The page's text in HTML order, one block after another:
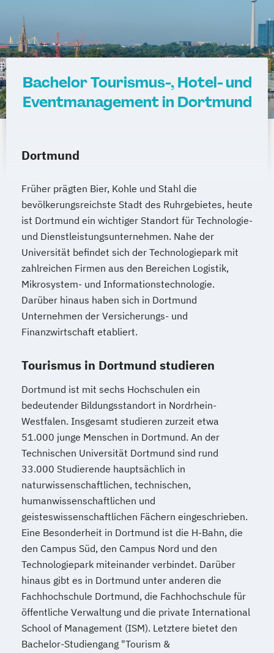
Bachelor Tourismus-, Hotel- und
Eventmanagement in Dortmund
Dortmund
Früher prägten Bier, Kohle und Stahl die
bevölkerungsreichste Stadt des Ruhrgebietes, heute
ist Dortmund ein wichtiger Standort für Technologie-
und Dienstleistungsunternehmen. Nahe der
Universität befindet sich der Technologiepark mit
zahlreichen Firmen aus den Bereichen Logistik,
Mikrosystem- und Informationstechnologie.
Darüber hinaus haben sich in Dortmund
Unternehmen der Versicherungs- und
Finanzwirtschaft etabliert.
Tourismus in Dortmund studieren
Dortmund ist mit sechs Hochschulen ein
bedeutender Bildungsstandort in Nordrhein-
Westfalen. Insgesamt studieren zurzeit etwa
51.000 junge Menschen in Dortmund. An der
Technischen Universität Dortmund sind rund
33.000 Studierende hauptsächlich in
naturwissenschaftlichen, technischen,
humanwissenschaftlichen und
geisteswissenschaftlichen Fächern eingeschrieben.
Eine Besonderheit in Dortmund ist die H-Bahn, die
den Campus Süd, den Campus Nord und den
Technologiepark miteinander verbindet. Darüber
hinaus gibt es in Dortmund unter anderen die
Fachhochschule Dortmund, die Fachhochschule für
öffentliche Verwaltung und die private International
School of Management (ISM). Letztere bietet den
Bachelor-Studiengang "Tourism &